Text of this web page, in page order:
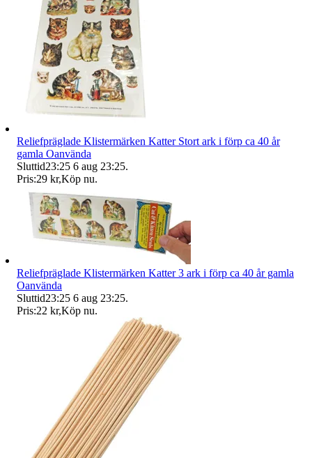
Reliefpräglade Klistermärken Katter Stort ark i förp ca 40 år
gamla Oanvända
Sluttid23:25 6 aug 23:25.
Pris:29 kr,Köp nu.
Reliefpräglade Klistermärken Katter 3 ark i förp ca 40 år gamla
Oanvända
Sluttid23:25 6 aug 23:25.
Pris:22 kr,Köp nu.